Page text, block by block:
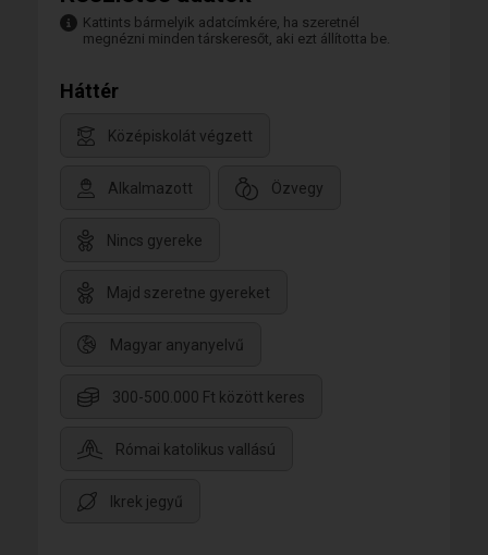
Kattints bármelyik adatcímkére, ha szeretnél
megnézni minden társkeresőt, aki ezt állította be.
Háttér
Középiskolát végzett
Alkalmazott Özvegy
Nincs gyereke
Majd szeretne gyereket
Magyar anyanyelvű
300-500.000 Ft között keres
Római katolikus vallású
Ikrek jegyű